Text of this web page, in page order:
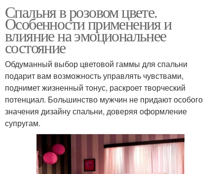
Спальня в розовом цвете.
Особенности применения и
влияние на эмоциональнее
состояние
Обдуманный выбор цветовой гаммы для спальни
подарит вам возможность управлять чувствами,
поднимет жизненный тонус, раскроет творческий
потенциал. Большинство мужчин не придают особого
значения дизайну спальни, доверяя оформление
супругам.